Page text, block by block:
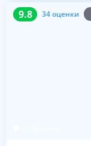
9.8 34 оценки
9.8 34 оценки